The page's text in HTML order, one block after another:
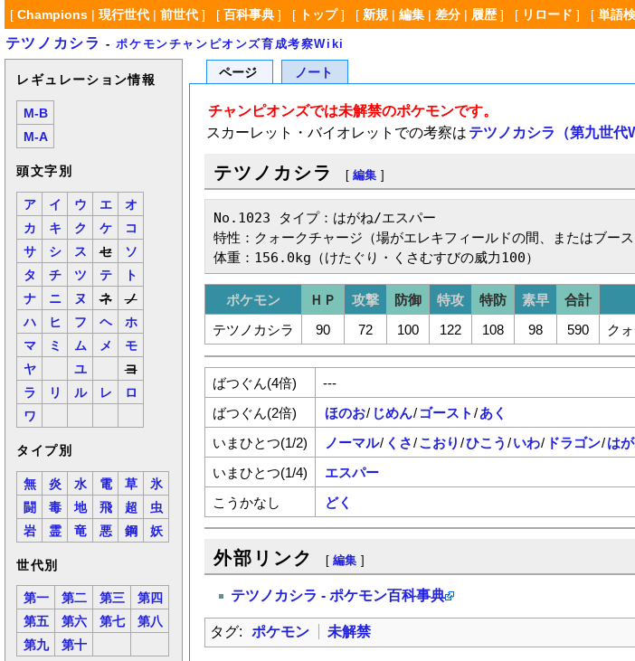
[ Champions| 現行世代| 前世代] [ 百科事典] [ トップ] [ 新規| 編集| 差分| 履歴] [ リロード ] [ 単語
テツノカシラ - ポケモンチャンピオンズ育成考察Wiki
レギュレーション情報
M-B
M-A
頭文字別
ア イ ウ エ
オ
カ
キ ク ケ
コ
サ
シ ス セ
ソ
タ
チ ツ テ
ト
ナ
ニ ヌ ネ
ノ
ハ
ヒ フ ヘ
ホ
マ
ミ ム メ
モ
ヤ
ユ
ヨ
ラ
リ ル レ
ロ
ワ
タイプ別
無 炎 水 電 草
氷
闘
毒 地 飛 超
虫
岩
霊 竜 悪 鋼 妖
世代別
第一 第二 第三
第四
第五
第六 第七
第八
第九
第十
ページ ノート
チャンピオンズでは未解禁のポケモンです。
スカーレット・バイオレットでの考察は テツノカシラ（第九世代
テツノカシラ [ 編集 ]
No.1023 タイプ：はがね/エスパー
特性：クォークチャージ（場がエレキフィールドの間、またはブー
体重：156.0kg（けたぐり・くさむすびの威力100）
ポケモン ＨＰ 攻撃 防御 特攻 特防 素早 合計
テツノカシラ
90 72 100 122 108 98 590 ク
ばつぐん(4倍)
---
ばつぐん(2倍)
ほのお/ じめん/ ゴースト /あく
いまひとつ(1/2)
ノーマル/ くさ/こおり /ひこう /いわ/ ドラゴン/は
いまひとつ(1/4)
エスパー
こうかなし
どく
外部リンク [ 編集 ]
テツノカシラ - ポケモン百科事典
タグ: ポケモン 未解禁